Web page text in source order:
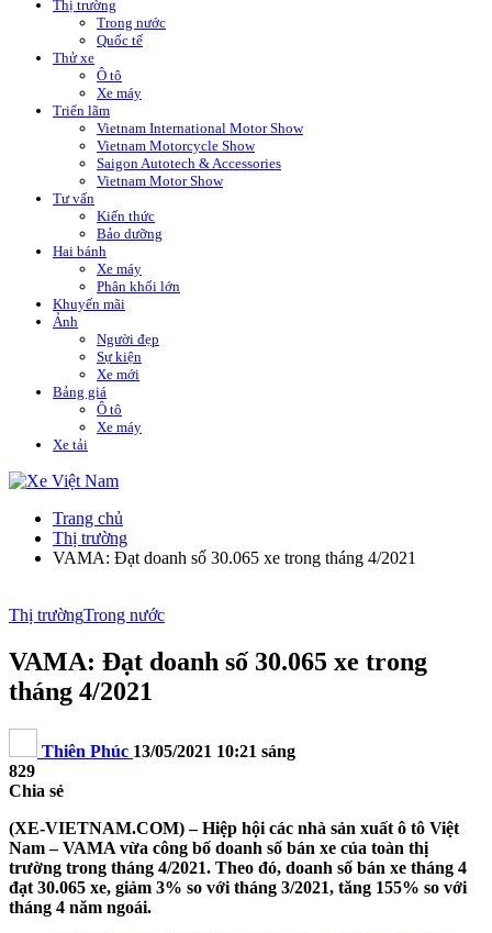
Thị trường
Trong nước
Quốc tế
Thử xe
Ô tô
Xe máy
Triển lãm
Vietnam International Motor Show
Vietnam Motorcycle Show
Saigon Autotech & Accessories
Vietnam Motor Show
Tư vấn
Kiến thức
Bảo dưỡng
Hai bánh
Xe máy
Phân khối lớn
Khuyến mãi
Ảnh
Người đẹp
Sự kiện
Xe mới
Bảng giá
Ô tô
Xe máy
Xe tải
Trang chủ
Thị trường
VAMA: Đạt doanh số 30.065 xe trong tháng 4/2021
Thị trườngTrong nước
VAMA: Đạt doanh số 30.065 xe trong
tháng 4/2021
Thiên Phúc 13/05/2021 10:21 sáng
829
Chia sẻ
(XE-VIETNAM.COM) – Hiệp hội các nhà sản xuất ô tô Việt
Nam – VAMA vừa công bố doanh số bán xe của toàn thị
trường trong tháng 4/2021. Theo đó, doanh số bán xe tháng 4
đạt 30.065 xe, giảm 3% so với tháng 3/2021, tăng 155% so với
tháng 4 năm ngoái.